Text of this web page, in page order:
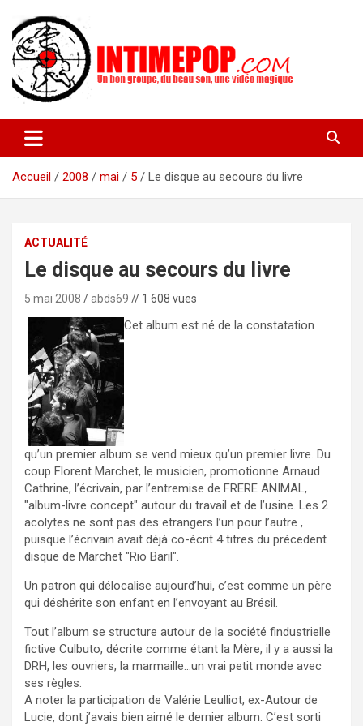
contenu
intimepop.com
actuelles pop rock, post-rock, indé sur Lyon. rock pop concert
lyon
Accueil
2008 mai 5 Le disque au secours du livre
ACTUALITÉ
Le disque au secours du livre
5 mai 2008 abds69 // 1 608 vues
Cet album est né de la constatation
qu’un premier album se vend mieux qu’un premier livre. Du
coup Florent Marchet, le musicien, promotionne Arnaud
Cathrine, l’écrivain, par l’entremise de FRERE ANIMAL,
"album-livre concept" autour du travail et de l’usine. Les 2
acolytes ne sont pas des etrangers l’un pour l’autre ,
puisque l’écrivain avait déjà co-écrit 4 titres du précedent
disque de Marchet "Rio Baril".
Un patron qui délocalise aujourd’hui, c’est comme un père
qui déshérite son enfant en l’envoyant au Brésil.
Tout l’album se structure autour de la société findustrielle
fictive Culbuto, décrite comme étant la Mère, il y a aussi la
DRH, les ouvriers, la marmaille…un vrai petit monde avec
ses règles.
A noter la participation de Valérie Leulliot, ex-Autour de
Lucie, dont j’avais bien aimé le dernier album. C’est sorti